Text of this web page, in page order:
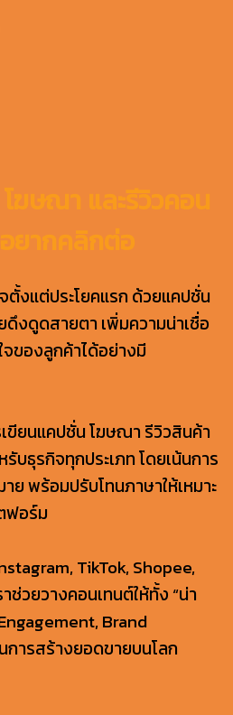
ฆษณา และรีวิวคอน
ยากคลิกต่อ
ตั้งแต่ประโยคแรก ด้วยแคปชั่น
งดูดสายตา เพิ่มความน่าเชื่อ
ของลูกค้าได้อย่างมี
ขียนแคปชั่น โฆษณา รีวิวสินค้า
บธุรกิจทุกประเภท โดยเน้นการ
ย พร้อมปรับโทนภาษาให้เหมาะ
ฟอร์ม
TikTok, Shopee,
ช่วยวางคอนเทนต์ให้ทั้ง “น่า
Brand
การสร้างยอดขายบนโลก